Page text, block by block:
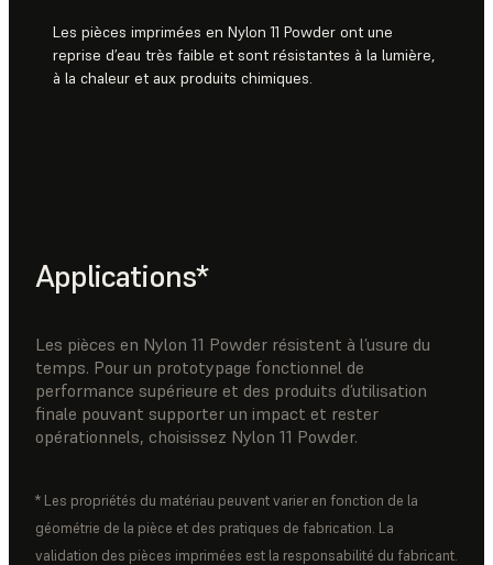
Les pièces imprimées en Nylon 11 Powder ont une
reprise d’eau très faible et sont résistantes à la lumière,
à la chaleur et aux produits chimiques.
Applications*
Les pièces en Nylon 11 Powder résistent à l’usure du
temps. Pour un prototypage fonctionnel de
performance supérieure et des produits d’utilisation
finale pouvant supporter un impact et rester
opérationnels, choisissez Nylon 11 Powder.
* Les propriétés du matériau peuvent varier en fonction de la
géométrie de la pièce et des pratiques de fabrication. La
validation des pièces imprimées est la responsabilité du fabricant.